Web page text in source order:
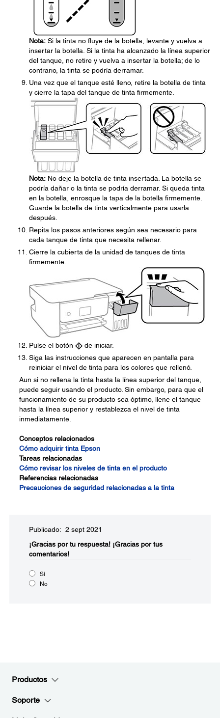
Nota: Si la tinta no fluye de la botella, levante y vuelva a
insertar la botella. Si la tinta ha alcanzado la línea superior
del tanque, no retire y vuelva a insertar la botella; de lo
contrario, la tinta se podría derramar.
Una vez que el tanque esté lleno, retire la botella de tinta
y cierre la tapa del tanque de tinta firmemente.
Nota: No deje la botella de tinta insertada. La botella se
podría dañar o la tinta se podría derramar. Si queda tinta
en la botella, enrosque la tapa de la botella firmemente.
Guarde la botella de tinta verticalmente para usarla
después.
Repita los pasos anteriores según sea necesario para
cada tanque de tinta que necesita rellenar.
Cierre la cubierta de la unidad de tanques de tinta
firmemente.
Pulse el botón
de iniciar.
Siga las instrucciones que aparecen en pantalla para
reiniciar el nivel de tinta para los colores que rellenó.
Aun si no rellena la tinta hasta la línea superior del tanque,
puede seguir usando el producto. Sin embargo, para que el
funcionamiento de su producto sea óptimo, llene el tanque
hasta la línea superior y restablezca el nivel de tinta
inmediatamente.
Conceptos relacionados
Cómo adquirir tinta Epson
Tareas relacionadas
Cómo revisar los niveles de tinta en el producto
Referencias relacionadas
Precauciones de seguridad relacionadas a la tinta
Publicado: 2 sept 2021
¡Gracias por tu respuesta! ¡Gracias por tus
comentarios!
Sí
No
Productos
Soporte